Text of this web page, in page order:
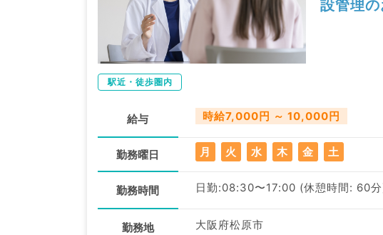
設管理の
駅近・徒歩圏内
給与 時給7,000円 ～ 10,000円
勤務曜日 月 火 水 木 金 土
勤務時間 日勤:08:30〜17:00 (休憩時間: 60
勤務地 大阪府松原市